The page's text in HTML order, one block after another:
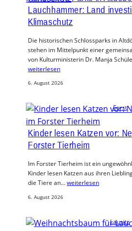
Lauchhammer: Land
Klimaschutz
Die historischen Schlossparks in
stehen im Mittelpunkt einer
von Kulturministerin Dr. Manja
weiterlesen
6. August 2026
Forst
Kinder lesen Katzen vor:
Forster Tierheim
Im Forster Tierheim ist ein
Kinder lesen Katzen aus ihren
die Tiere an…weiterlesen
6. August 2026
Lausitz